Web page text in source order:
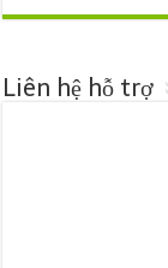
Liên hệ hỗ trợ